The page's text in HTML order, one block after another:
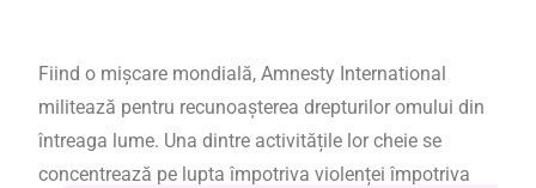
Fiind o mișcare mondială, Amnesty International
militează pentru recunoașterea drepturilor omului din
întreaga lume. Una dintre activitățile lor cheie se
concentrează pe lupta împotriva violenței împotriva